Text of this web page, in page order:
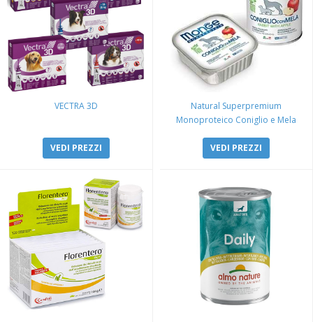
VECTRA 3D
VEDI PREZZI
Natural Superpremium
Monoproteico Coniglio e Mela
VEDI PREZZI